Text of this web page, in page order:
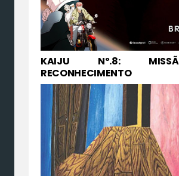
KAIJU Nº.8:
RECONHECIMENTO